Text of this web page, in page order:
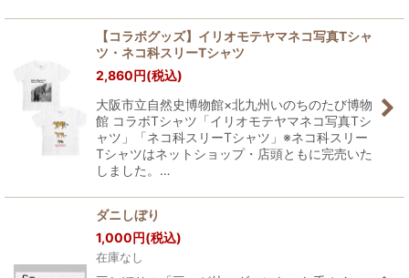
【コラボグッズ】イリオモテヤマネコ写真Tシャ
ツ・ネコ科スリーTシャツ
2,860円(税込)
大阪市立自然史博物館×北九州いのちのたび博物
館 コラボTシャツ「イリオモテヤマネコ写真Tシ
ャツ」「ネコ科スリーTシャツ」※ネコ科スリー
Tシャツはネットショップ・店頭ともに完売いた
しました。…
ダニしぼり
1,000円(税込)
在庫なし